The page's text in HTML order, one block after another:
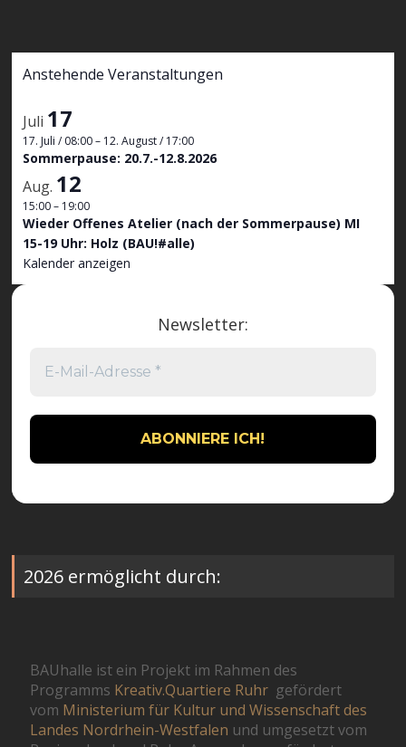
Anstehende Veranstaltungen
Juli 17
17. Juli / 08:00– 12. August / 17:00
Sommerpause: 20.7.-12.8.2026
Aug. 12
15:00– 19:00
Wieder Offenes Atelier (nach der Sommerpause) MI
15-19 Uhr: Holz (BAU!#alle)
Kalender anzeigen
Newsletter:
2026 ermöglicht durch:
BAUhalle ist ein Projekt im Rahmen des
Programms Kreativ.Quartiere Ruhr gefördert
vom Ministerium für Kultur und Wissenschaft des
Landes Nordrhein-Westfalen und umgesetzt vom